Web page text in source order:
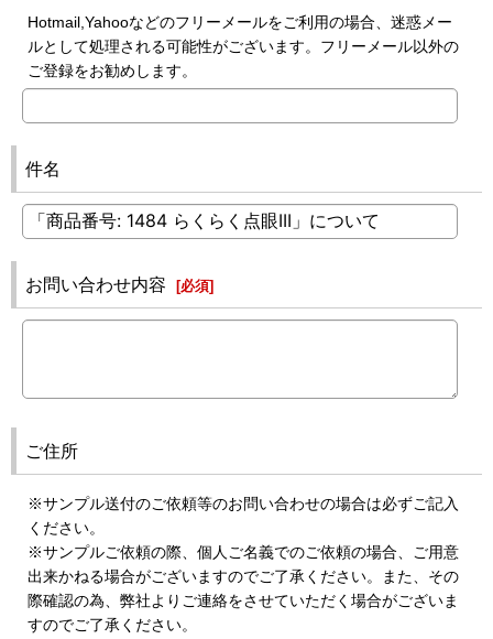
Hotmail,Yahooなどのフリーメールをご利用の場合、迷惑メー
ルとして処理される可能性がございます。フリーメール以外の
ご登録をお勧めします。
件名
お問い合わせ内容 [必須]
ご住所
※サンプル送付のご依頼等のお問い合わせの場合は必ずご記入
ください。
※サンプルご依頼の際、個人ご名義でのご依頼の場合、ご用意
出来かねる場合がございますのでご了承ください。また、その
際確認の為、弊社よりご連絡をさせていただく場合がございま
すのでご了承ください。